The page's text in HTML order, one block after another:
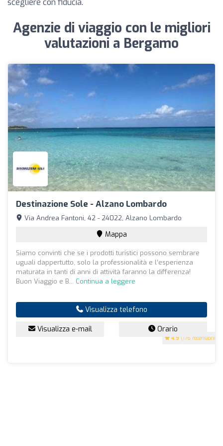
scegliere con fiducia.
Agenzie di viaggio con le migliori
valutazioni a Bergamo
Destinazione Sole - Alzano Lombardo
4.9 (176 recensioni)
Via Andrea Fantoni, 42 - 24022, Alzano Lombardo
Mappa
Siamo convinti che se i prodotti turistici possono sembrare
uguali dappertutto, solo la professionalità e l’esperienza
maturata in tanti di anni di attività faranno la differenza!
Buon Viaggio e B... Continua a leggere
Visualizza telefono
Visualizza e-mail Orario